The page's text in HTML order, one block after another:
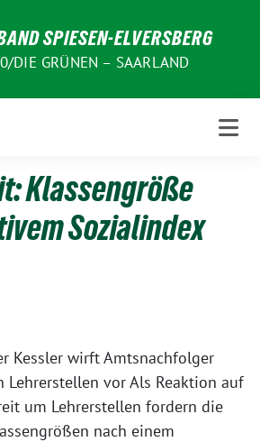
SPIESEN-ELVERSBERG
DIE GRÜNEN – SAARLAND
Klassengröße
Sozialindex
Kessler wirft Amtsnachfolger
Lehrerstellen vor Als Reaktion auf
um Lehrerstellen fordern die
nach einem